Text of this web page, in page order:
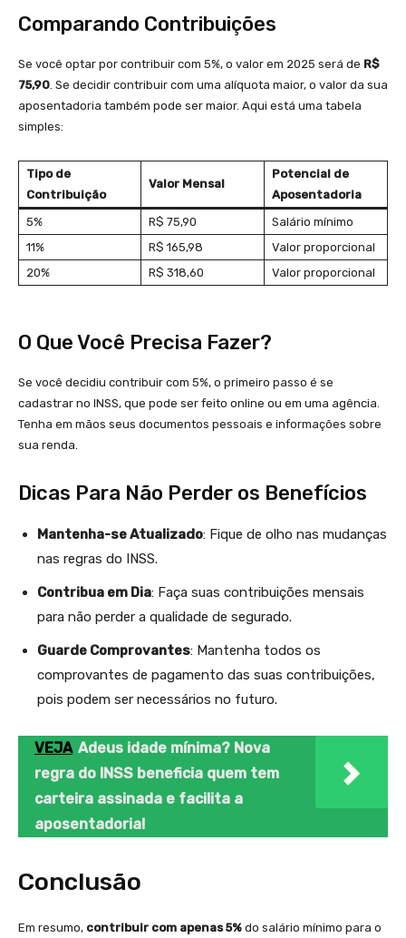
Comparando Contribuições
Se você optar por contribuir com 5%, o valor em 2025 será de R$
75,90. Se decidir contribuir com uma alíquota maior, o valor da sua
aposentadoria também pode ser maior. Aqui está uma tabela
simples:
Tipo de
Contribuição
Valor Mensal
Potencial de
Aposentadoria
5%
R$ 75,90
Salário mínimo
11%
R$ 165,98
Valor proporcional
20%
R$ 318,60 Valor proporcional
O Que Você Precisa Fazer?
Se você decidiu contribuir com 5%, o primeiro passo é se
cadastrar no INSS, que pode ser feito online ou em uma agência.
Tenha em mãos seus documentos pessoais e informações sobre
sua renda.
Dicas Para Não Perder os Benefícios
Mantenha-se Atualizado: Fique de olho nas mudanças
nas regras do INSS.
Contribua em Dia: Faça suas contribuições mensais
para não perder a qualidade de segurado.
Guarde Comprovantes: Mantenha todos os
comprovantes de pagamento das suas contribuições,
pois podem ser necessários no futuro.
VEJA Adeus idade mínima? Nova
regra do INSS beneficia quem tem
carteira assinada e facilita a
aposentadoria!
Conclusão
Em resumo, contribuir com apenas 5% do salário mínimo para o